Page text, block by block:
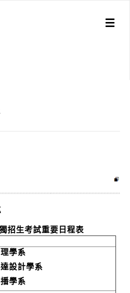
Toggle
招生考試重要日程表
學系
設計學系
學系